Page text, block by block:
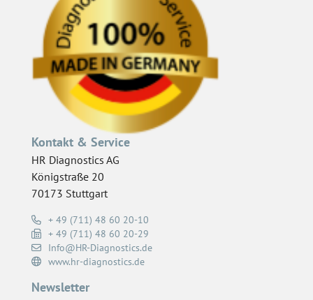
Kontakt & Service
HR Diagnostics AG
Königstraße 20
70173 Stuttgart
+ 49 (711) 48 60 20-10
+ 49 (711) 48 60 20-29
Info@HR-Diagnostics.de
www.hr-diagnostics.de
Newsletter